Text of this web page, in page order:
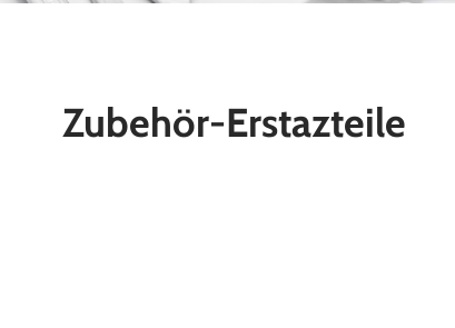
Zubehör-Erstazteile